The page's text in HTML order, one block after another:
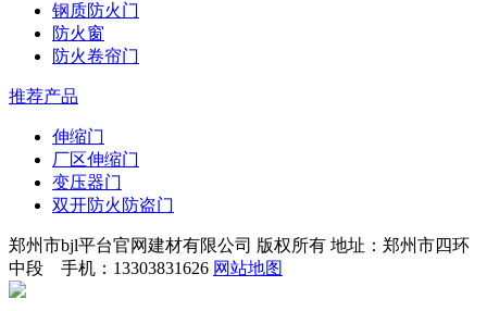
钢质防火门
防火窗
防火卷帘门
推荐产品
伸缩门
厂区伸缩门
变压器门
双开防火防盗门
郑州市bjl平台官网建材有限公司 版权所有 地址：郑州市四环
中段 手机：13303831626 网站地图